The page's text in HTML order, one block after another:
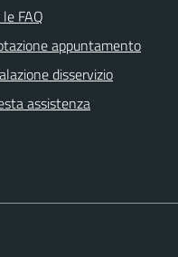
FAQ
appuntamento
disservizio
assistenza